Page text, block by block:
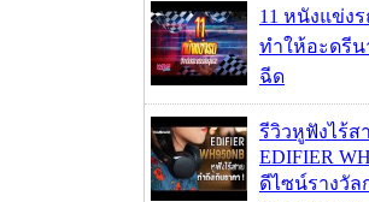
11 หนังแข่ง
ทำให้อะดรี
ฉีด
รีวิวหูฟังไร้ส
EDIFIER
ดีไซน์รางวัล